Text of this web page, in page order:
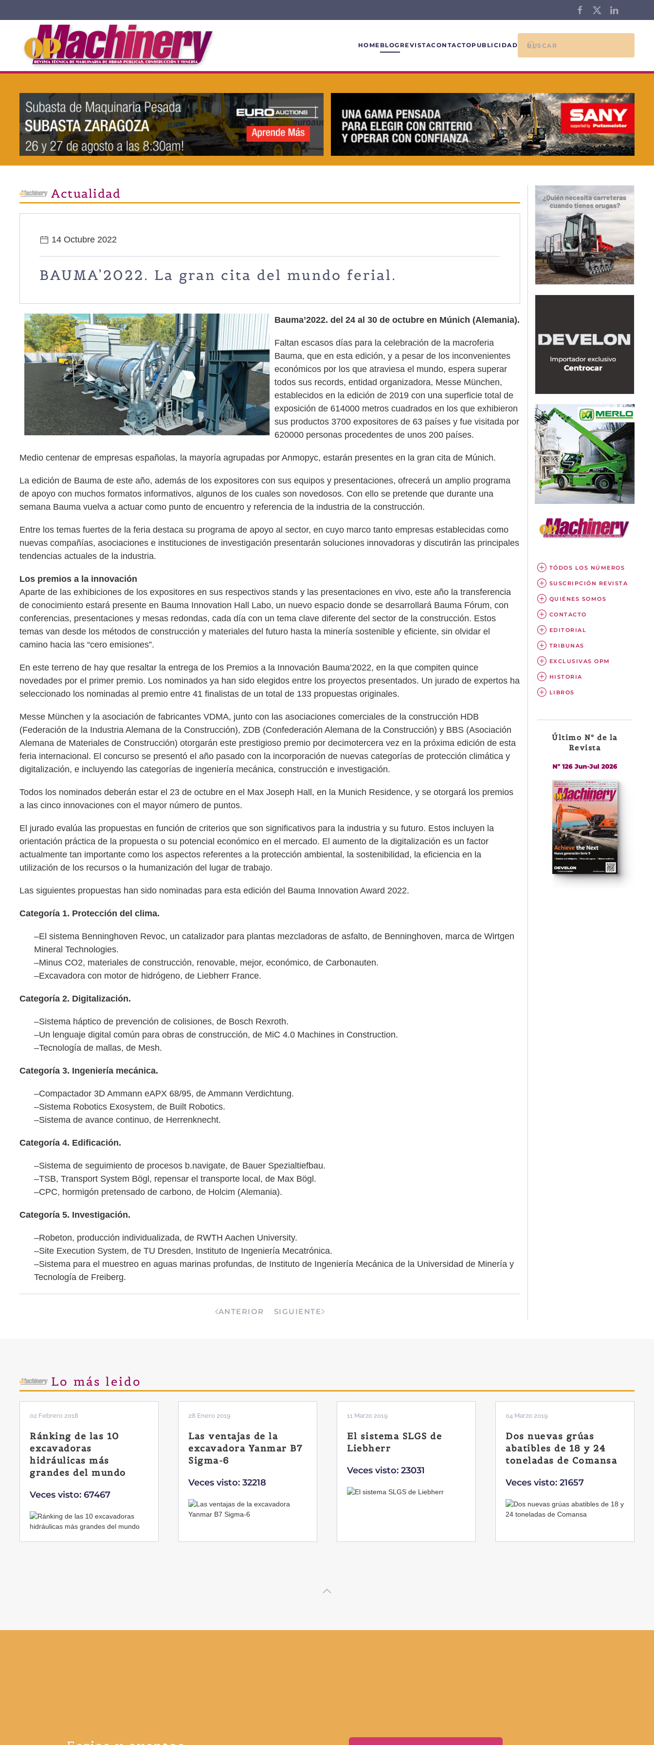
Skip to main content
HOME BLOG REVISTACONTACTOPUBLICIDAD
Actualidad
14 Octubre 2022
BAUMA’2022. La gran cita del mundo ferial.
Bauma’2022. del 24 al 30 de octubre en Múnich (Alemania).
Faltan escasos días para la celebración de la macroferia
Bauma, que en esta edición, y a pesar de los inconvenientes
económicos por los que atraviesa el mundo, espera superar
todos sus records, entidad organizadora, Messe München,
establecidos en la edición de 2019 con una superficie total de
exposición de 614000 metros cuadrados en los que exhibieron
sus productos 3700 expositores de 63 países y fue visitada por
620000 personas procedentes de unos 200 países.
Medio centenar de empresas españolas, la mayoría agrupadas por Anmopyc, estarán presentes en la gran cita de Múnich.
La edición de Bauma de este año, además de los expositores con sus equipos y presentaciones, ofrecerá un amplio programa
de apoyo con muchos formatos informativos, algunos de los cuales son novedosos. Con ello se pretende que durante una
semana Bauma vuelva a actuar como punto de encuentro y referencia de la industria de la construcción.
Entre los temas fuertes de la feria destaca su programa de apoyo al sector, en cuyo marco tanto empresas establecidas como
nuevas compañías, asociaciones e instituciones de investigación presentarán soluciones innovadoras y discutirán las principales
tendencias actuales de la industria.
Los premios a la innovación
Aparte de las exhibiciones de los expositores en sus respectivos stands y las presentaciones en vivo, este año la transferencia
de conocimiento estará presente en Bauma Innovation Hall Labo, un nuevo espacio donde se desarrollará Bauma Fórum, con
conferencias, presentaciones y mesas redondas, cada día con un tema clave diferente del sector de la construcción. Estos
temas van desde los métodos de construcción y materiales del futuro hasta la minería sostenible y eficiente, sin olvidar el
camino hacia las “cero emisiones”.
En este terreno de hay que resaltar la entrega de los Premios a la Innovación Bauma’2022, en la que compiten quince
novedades por el primer premio. Los nominados ya han sido elegidos entre los proyectos presentados. Un jurado de expertos ha
seleccionado los nominadas al premio entre 41 finalistas de un total de 133 propuestas originales.
Messe München y la asociación de fabricantes VDMA, junto con las asociaciones comerciales de la construcción HDB
(Federación de la Industria Alemana de la Construcción), ZDB (Confederación Alemana de la Construcción) y BBS (Asociación
Alemana de Materiales de Construcción) otorgarán este prestigioso premio por decimotercera vez en la próxima edición de esta
feria internacional. El concurso se presentó el año pasado con la incorporación de nuevas categorías de protección climática y
digitalización, e incluyendo las categorías de ingeniería mecánica, construcción e investigación.
Todos los nominados deberán estar el 23 de octubre en el Max Joseph Hall, en la Munich Residence, y se otorgará los premios
a las cinco innovaciones con el mayor número de puntos.
El jurado evalúa las propuestas en función de criterios que son significativos para la industria y su futuro. Estos incluyen la
orientación práctica de la propuesta o su potencial económico en el mercado. El aumento de la digitalización es un factor
actualmente tan importante como los aspectos referentes a la protección ambiental, la sostenibilidad, la eficiencia en la
utilización de los recursos o la humanización del lugar de trabajo.
Las siguientes propuestas han sido nominadas para esta edición del Bauma Innovation Award 2022.
Categoría 1. Protección del clima.
–El sistema Benninghoven Revoc, un catalizador para plantas mezcladoras de asfalto, de Benninghoven, marca de Wirtgen
Mineral Technologies.
–Minus CO2, materiales de construcción, renovable, mejor, económico, de Carbonauten.
–Excavadora con motor de hidrógeno, de Liebherr France.
Categoría 2. Digitalización.
–Sistema háptico de prevención de colisiones, de Bosch Rexroth.
–Un lenguaje digital común para obras de construcción, de MiC 4.0 Machines in Construction.
–Tecnología de mallas, de Mesh.
Categoría 3. Ingeniería mecánica.
–Compactador 3D Ammann eAPX 68/95, de Ammann Verdichtung.
–Sistema Robotics Exosystem, de Built Robotics.
–Sistema de avance continuo, de Herrenknecht.
Categoría 4. Edificación.
–Sistema de seguimiento de procesos b.navigate, de Bauer Spezialtiefbau.
–TSB, Transport System Bögl, repensar el transporte local, de Max Bögl.
–CPC, hormigón pretensado de carbono, de Holcim (Alemania).
Categoría 5. Investigación.
–Robeton, producción individualizada, de RWTH Aachen University.
–Site Execution System, de TU Dresden, Instituto de Ingeniería Mecatrónica.
–Sistema para el muestreo en aguas marinas profundas, de Instituto de Ingeniería Mecánica de la Universidad de Minería y
Tecnología de Freiberg.
ANTERIOR SIGUIENTE
TÓDOS LOS NÚMEROS
SUSCRIPCIÓN REVISTA
QUIÉNES SOMOS
CONTACTO
EDITORIAL
TRIBUNAS
EXCLUSIVAS OPM
HISTORIA
LIBROS
Último Nº de la
Revista
Lo más leido
02 Febrero 2018
Ránking de las 10
excavadoras
hidráulicas más
grandes del mundo
Veces visto: 67467
28 Enero 2019
Las ventajas de la
excavadora Yanmar B7
Sigma-6
Veces visto: 32218
11 Marzo 2019
El sistema SLGS de
Liebherr
Veces visto: 23031
04 Marzo 2019
Dos nuevas grúas
abatibles de 18 y 24
toneladas de Comansa
Veces visto: 21657